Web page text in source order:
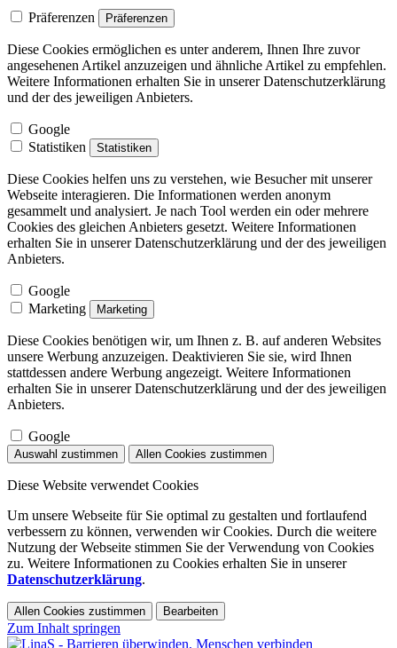
Präferenzen Präferenzen
Diese Cookies ermöglichen es unter anderem, Ihnen Ihre zuvor
angesehenen Artikel anzuzeigen und ähnliche Artikel zu empfehlen.
Weitere Informationen erhalten Sie in unserer Datenschutzerklärung
und der des jeweiligen Anbieters.
Google
Statistiken
Statistiken
Diese Cookies helfen uns zu verstehen, wie Besucher mit unserer
Webseite interagieren. Die Informationen werden anonym
gesammelt und analysiert. Je nach Tool werden ein oder mehrere
Cookies des gleichen Anbieters gesetzt. Weitere Informationen
erhalten Sie in unserer Datenschutzerklärung und der des jeweiligen
Anbieters.
Google
Marketing
Marketing
Diese Cookies benötigen wir, um Ihnen z. B. auf anderen Websites
unsere Werbung anzuzeigen. Deaktivieren Sie sie, wird Ihnen
stattdessen andere Werbung angezeigt. Weitere Informationen
erhalten Sie in unserer Datenschutzerklärung und der des jeweiligen
Anbieters.
Google
Auswahl zustimmen Allen Cookies zustimmen
Diese Website verwendet Cookies
Um unsere Webseite für Sie optimal zu gestalten und fortlaufend
verbessern zu können, verwenden wir Cookies. Durch die weitere
Nutzung der Webseite stimmen Sie der Verwendung von Cookies
zu. Weitere Informationen zu Cookies erhalten Sie in unserer
Datenschutzerklärung.
Allen Cookies zustimmen Bearbeiten
Zum Inhalt springen